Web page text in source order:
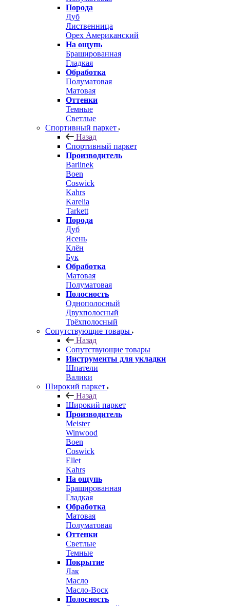
Порода
Дуб
Лиственница
Орех Американский
На ощупь
Брашированная
Гладкая
Обработка
Полуматовая
Матовая
Оттенки
Темные
Светлые
Спортивный паркет
Назад
Спортивный паркет
Производитель
Barlinek
Boen
Coswick
Kahrs
Karelia
Tarkett
Порода
Дуб
Ясень
Клён
Бук
Обработка
Матовая
Полуматовая
Полосность
Однополосный
Двухполосный
Трёхполосный
Сопутствующие товары
Назад
Сопутствующие товары
Инструменты для укладки
Шпатели
Валики
Широкий паркет
Назад
Широкий паркет
Производитель
Meister
Winwood
Boen
Coswick
Ellet
Kahrs
На ощупь
Брашированная
Гладкая
Обработка
Матовая
Полуматовая
Оттенки
Светлые
Темные
Покрытие
Лак
Масло
Масло-Воск
Полосность